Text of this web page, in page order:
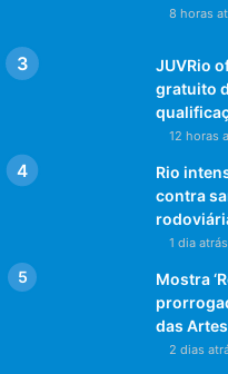
8 horas
JUVRio
gratuito
12 horas
Rio
contra
1 dia atrás
Mostra
das
2 dias